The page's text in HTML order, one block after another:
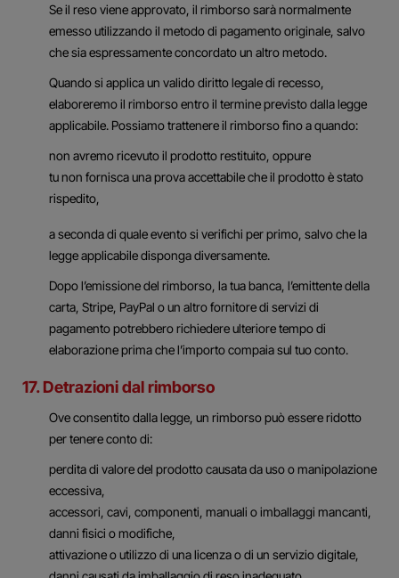
Se il reso viene approvato, il rimborso sarà normalmente
emesso utilizzando il metodo di pagamento originale, salvo
che sia espressamente concordato un altro metodo.
Quando si applica un valido diritto legale di recesso,
elaboreremo il rimborso entro il termine previsto dalla legge
applicabile. Possiamo trattenere il rimborso fino a quando:
non avremo ricevuto il prodotto restituito, oppure
tu non fornisca una prova accettabile che il prodotto è stato
rispedito,
a seconda di quale evento si verifichi per primo, salvo che la
legge applicabile disponga diversamente.
Dopo l’emissione del rimborso, la tua banca, l’emittente della
carta, Stripe, PayPal o un altro fornitore di servizi di
pagamento potrebbero richiedere ulteriore tempo di
elaborazione prima che l’importo compaia sul tuo conto.
17. Detrazioni dal rimborso
Ove consentito dalla legge, un rimborso può essere ridotto
per tenere conto di:
perdita di valore del prodotto causata da uso o manipolazione
eccessiva,
accessori, cavi, componenti, manuali o imballaggi mancanti,
danni fisici o modifiche,
attivazione o utilizzo di una licenza o di un servizio digitale,